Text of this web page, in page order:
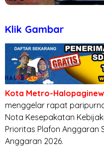
Klik Gambar
Kota Metro-
menggelar rapat
Nota Kesepakatan
Prioritas Plafon Anggaran
Anggaran 2026.